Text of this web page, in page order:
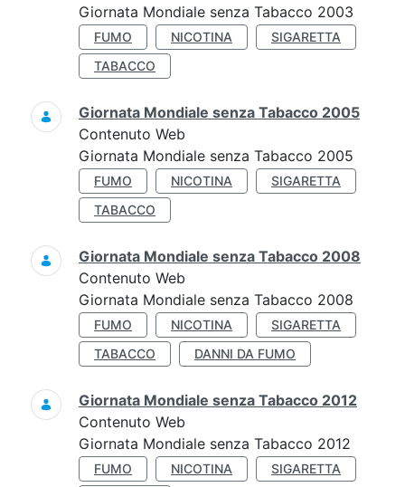
Giornata Mondiale senza Tabacco 2003
FUMO NICOTINA
SIGARETTA
TABACCO
Giornata Mondiale senza Tabacco 2005
Contenuto Web
Giornata Mondiale senza Tabacco 2005
FUMO NICOTINA
SIGARETTA
TABACCO
Giornata Mondiale senza Tabacco 2008
Contenuto Web
Giornata Mondiale senza Tabacco 2008
FUMO NICOTINA
SIGARETTA
TABACCO
DANNI DA FUMO
Giornata Mondiale senza Tabacco 2012
Contenuto Web
Giornata Mondiale senza Tabacco 2012
FUMO NICOTINA
SIGARETTA